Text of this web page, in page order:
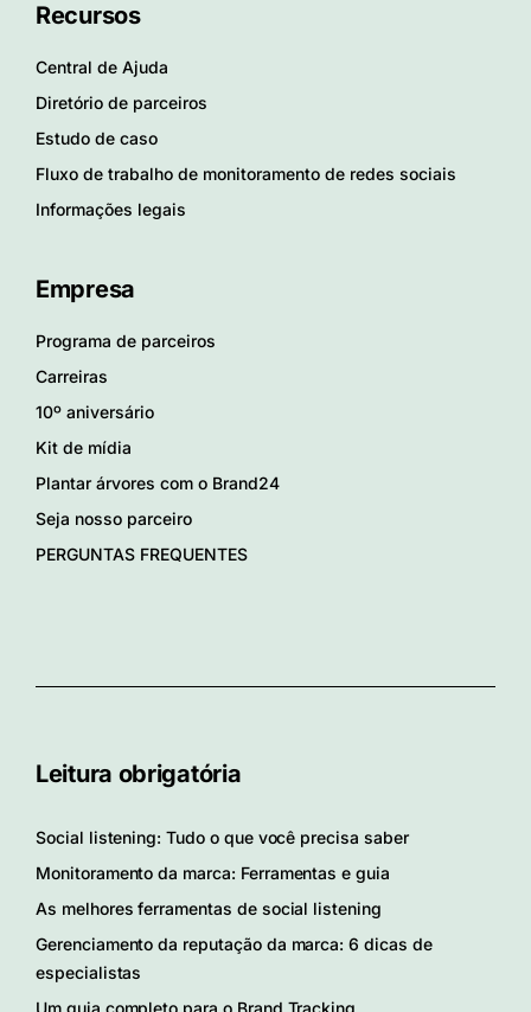
Recursos
Central de Ajuda
Diretório de parceiros
Estudo de caso
Fluxo de trabalho de monitoramento de redes sociais
Informações legais
Empresa
Programa de parceiros
Carreiras
10º aniversário
Kit de mídia
Plantar árvores com o Brand24
Seja nosso parceiro
PERGUNTAS FREQUENTES
Leitura obrigatória
Social listening: Tudo o que você precisa saber
Monitoramento da marca: Ferramentas e guia
As melhores ferramentas de social listening
Gerenciamento da reputação da marca: 6 dicas de
especialistas